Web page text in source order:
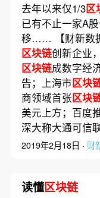
去年以来仅1/3区
已有不止一家A
移…… 【财新数
区块链创新企业
区块链成数字经
告；上海市区块
商领域首张区块
美元上方；百度
深大称大通可信
2019年2月18日 · 财
读懂区块链